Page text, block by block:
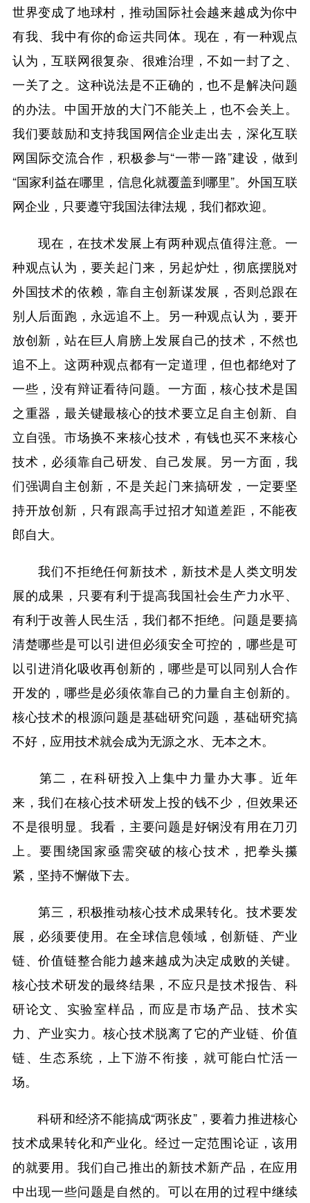
世界变成了地球村，推动国际社会越来越成为你中
有我、我中有你的命运共同体。现在，有一种观点
认为，互联网很复杂、很难治理，不如一封了之、
一关了之。这种说法是不正确的，也不是解决问题
的办法。中国开放的大门不能关上，也不会关上。
我们要鼓励和支持我国网信企业走出去，深化互联
网国际交流合作，积极参与“一带一路”建设，做到
“国家利益在哪里，信息化就覆盖到哪里”。外国互联
网企业，只要遵守我国法律法规，我们都欢迎。
现在，在技术发展上有两种观点值得注意。一
种观点认为，要关起门来，另起炉灶，彻底摆脱对
外国技术的依赖，靠自主创新谋发展，否则总跟在
别人后面跑，永远追不上。另一种观点认为，要开
放创新，站在巨人肩膀上发展自己的技术，不然也
追不上。这两种观点都有一定道理，但也都绝对了
一些，没有辩证看待问题。一方面，核心技术是国
之重器，最关键最核心的技术要立足自主创新、自
立自强。市场换不来核心技术，有钱也买不来核心
技术，必须靠自己研发、自己发展。另一方面，我
们强调自主创新，不是关起门来搞研发，一定要坚
持开放创新，只有跟高手过招才知道差距，不能夜
郎自大。
我们不拒绝任何新技术，新技术是人类文明发
展的成果，只要有利于提高我国社会生产力水平、
有利于改善人民生活，我们都不拒绝。问题是要搞
清楚哪些是可以引进但必须安全可控的，哪些是可
以引进消化吸收再创新的，哪些是可以同别人合作
开发的，哪些是必须依靠自己的力量自主创新的。
核心技术的根源问题是基础研究问题，基础研究搞
不好，应用技术就会成为无源之水、无本之木。
第二，在科研投入上集中力量办大事。近年
来，我们在核心技术研发上投的钱不少，但效果还
不是很明显。我看，主要问题是好钢没有用在刀刃
上。要围绕国家亟需突破的核心技术，把拳头攥
紧，坚持不懈做下去。
第三，积极推动核心技术成果转化。技术要发
展，必须要使用。在全球信息领域，创新链、产业
链、价值链整合能力越来越成为决定成败的关键。
核心技术研发的最终结果，不应只是技术报告、科
研论文、实验室样品，而应是市场产品、技术实
力、产业实力。核心技术脱离了它的产业链、价值
链、生态系统，上下游不衔接，就可能白忙活一
场。
科研和经济不能搞成“两张皮”，要着力推进核心
技术成果转化和产业化。经过一定范围论证，该用
的就要用。我们自己推出的新技术新产品，在应用
中出现一些问题是自然的。可以在用的过程中继续